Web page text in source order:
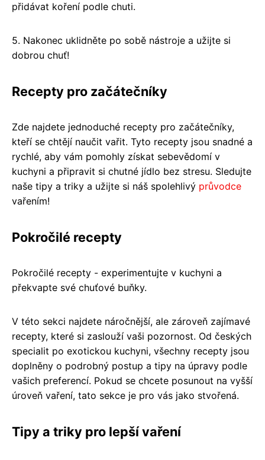
přidávat koření podle chuti.
5. Nakonec uklidněte po sobě nástroje a užijte si
dobrou chuť!
Recepty pro začátečníky
Zde najdete jednoduché recepty pro začátečníky,
kteří se chtějí naučit vařit. Tyto recepty jsou snadné a
rychlé, aby vám pomohly získat sebevědomí v
kuchyni a připravit si chutné jídlo bez stresu. Sledujte
naše tipy a triky a užijte si náš spolehlivý průvodce
vařením!
Pokročilé recepty
Pokročilé recepty - experimentujte v kuchyni a
překvapte své chuťové buňky.
V této sekci najdete náročnější, ale zároveň zajímavé
recepty, které si zaslouží vaši pozornost. Od českých
specialit po exotickou kuchyni, všechny recepty jsou
doplněny o podrobný postup a tipy na úpravy podle
vašich preferencí. Pokud se chcete posunout na vyšší
úroveň vaření, tato sekce je pro vás jako stvořená.
Tipy a triky pro lepší vaření